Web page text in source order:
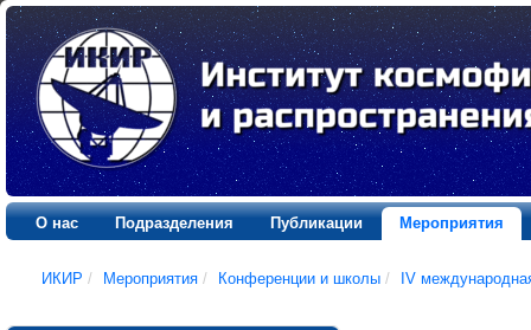
О нас Подразделения Публикации Мероприятия
ИКИР / Мероприятия / Конференции и школы / IV